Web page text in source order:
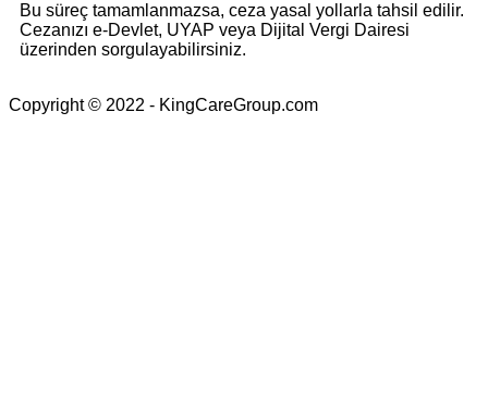
Bu süreç tamamlanmazsa, ceza yasal yollarla tahsil edilir.
Cezanızı e-Devlet, UYAP veya Dijital Vergi Dairesi
üzerinden sorgulayabilirsiniz.
Copyright © 2022 - KingCareGroup.com